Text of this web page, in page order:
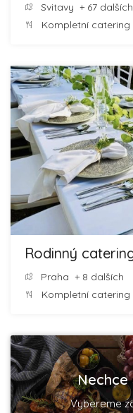
Svitavy + 67 dalších
Kompletní catering
Rodinný
Praha + 8 dalších
Kompletní catering
Nechce
Vybereme